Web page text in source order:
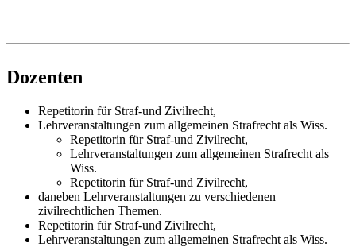
Dozenten
Repetitorin für Straf-und Zivilrecht,
Lehrveranstaltungen zum allgemeinen Strafrecht als Wiss.
Repetitorin für Straf-und Zivilrecht,
Lehrveranstaltungen zum allgemeinen Strafrecht als
Wiss.
Repetitorin für Straf-und Zivilrecht,
daneben Lehrveranstaltungen zu verschiedenen
zivilrechtlichen Themen.
Repetitorin für Straf-und Zivilrecht,
Lehrveranstaltungen zum allgemeinen Strafrecht als Wiss.